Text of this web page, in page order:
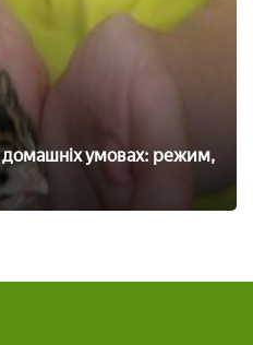
домашніх умовах: режим,